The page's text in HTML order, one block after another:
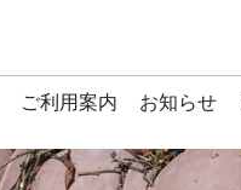
ご利用案内 お知らせ